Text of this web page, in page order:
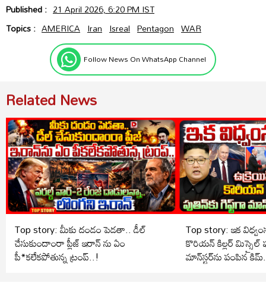
Published : 21 April 2026, 6:20 PM IST
Topics : AMERICA Iran Isreal Pentagon WAR
Follow News On WhatsApp Channel
Related News
Top story: మీకు దండం పెడతా.. డీల్
చేసుకుందాంరా ప్లీజ్ ఇరాన్ ను ఏం
పీ*కలేకపోతున్న ట్రంప్..!
Top story: ఇక
కొరియన్ కిల్లర్ మిస్సైల్
మాన్‌స్టర్‌ను పంపిన